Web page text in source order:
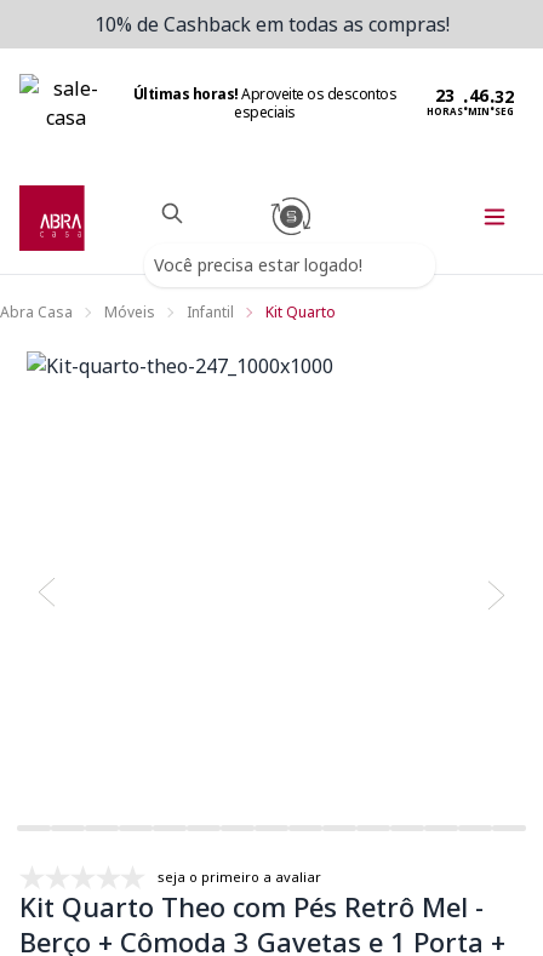
10% de Cashback em todas as compras!
Últimas horas!Aproveite os descontos
especiais
HORAS:MIN:SEG
Você precisa estar logado!
Abra Casa Móveis Infantil Kit Quarto
seja o primeiro a avaliar
Kit Quarto Theo com Pés Retrô Mel -
Berço + Cômoda 3 Gavetas e 1 Porta +